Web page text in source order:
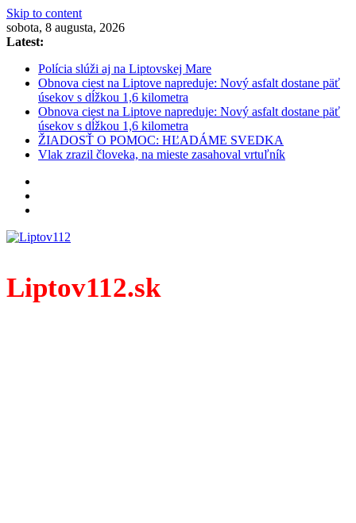
Skip to content
sobota, 8 augusta, 2026
Latest:
Polícia slúži aj na Liptovskej Mare
Obnova ciest na Liptove napreduje: Nový asfalt dostane päť
úsekov s dĺžkou 1,6 kilometra
Obnova ciest na Liptove napreduje: Nový asfalt dostane päť
úsekov s dĺžkou 1,6 kilometra
ŽIADOSŤ O POMOC: HĽADÁME SVEDKA
Vlak zrazil človeka, na mieste zasahoval vrtuľník
Liptov112.sk